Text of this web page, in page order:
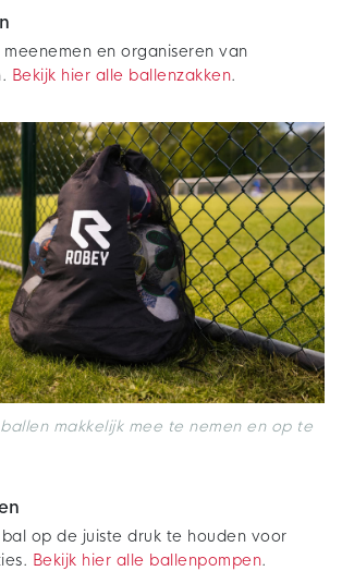
en organiseren van
Bekijk hier alle ballenzakken.
makkelijk mee te nemen en op te
bal op de juiste druk te houden voor
Bekijk hier alle ballenpompen.